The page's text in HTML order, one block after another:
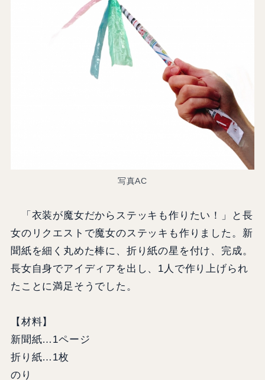
写真AC
「衣装が魔女だからステッキも作りたい！」と長
女のリクエストで魔女のステッキも作りました。新
聞紙を細く丸めた棒に、折り紙の星を付け、完成。
長女自身でアイディアを出し、1人で作り上げられ
たことに満足そうでした。
【材料】
新聞紙…1ページ
折り紙…1枚
のり